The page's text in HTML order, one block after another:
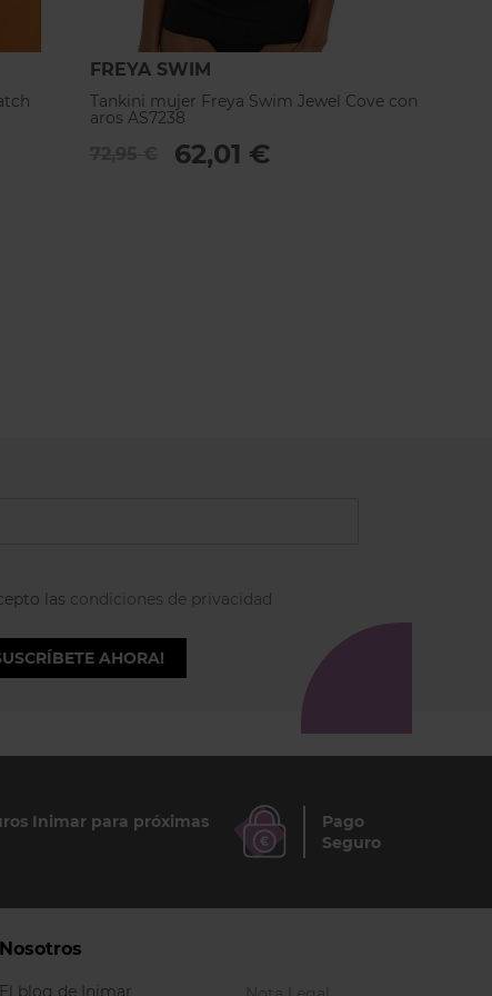
FREYA SWIM
Tankini mujer Freya Swim Jewel Cove con
aros AS7238
62,01 €
las condiciones de privacidad
AHORA!
Inimar para próximas
Pago
Seguro
Nosotros
El blog de Inimar